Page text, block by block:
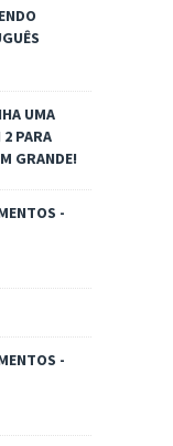
UMA
PARA
GRANDE!
-
-